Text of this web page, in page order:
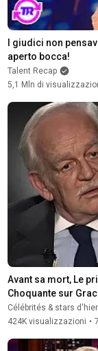
I giudici non
aperto bocca!
Talent Recap
5,1 Mln di
Avant sa mort, Le
Choquante sur
Célébrités & stars d'hier
424K visualizzazioni •